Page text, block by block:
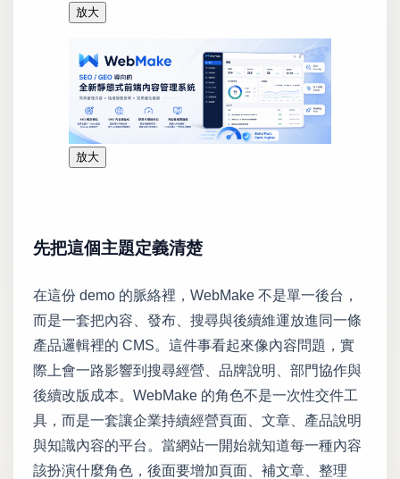
放大
放大
先把這個主題定義清楚
在這份 demo 的脈絡裡，WebMake 不是單一後台，
而是一套把內容、發布、搜尋與後續維運放進同一條
產品邏輯裡的 CMS。這件事看起來像內容問題，實
際上會一路影響到搜尋經營、品牌說明、部門協作與
後續改版成本。WebMake 的角色不是一次性交件工
具，而是一套讓企業持續經營頁面、文章、產品說明
與知識內容的平台。當網站一開始就知道每一種內容
該扮演什麼角色，後面要增加頁面、補文章、整理